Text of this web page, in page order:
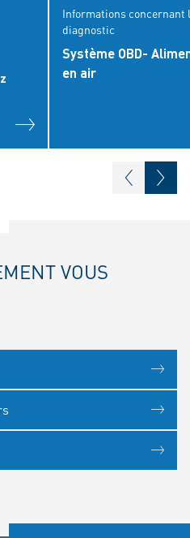
Informations concernant
diagnostic
Système OBD-
en air
VOUS